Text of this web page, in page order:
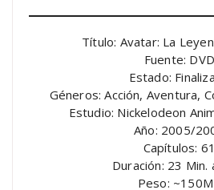
Título: Avatar: La
Fuente: DVD
Estado:
Géneros: Acción, Aventura,
Estudio: Nickelodeon
Año: 2005/
Capítulos: 61
Duración: 23 Min.
Peso: